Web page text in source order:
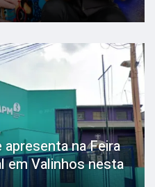
na Feira
em Valinhos nesta